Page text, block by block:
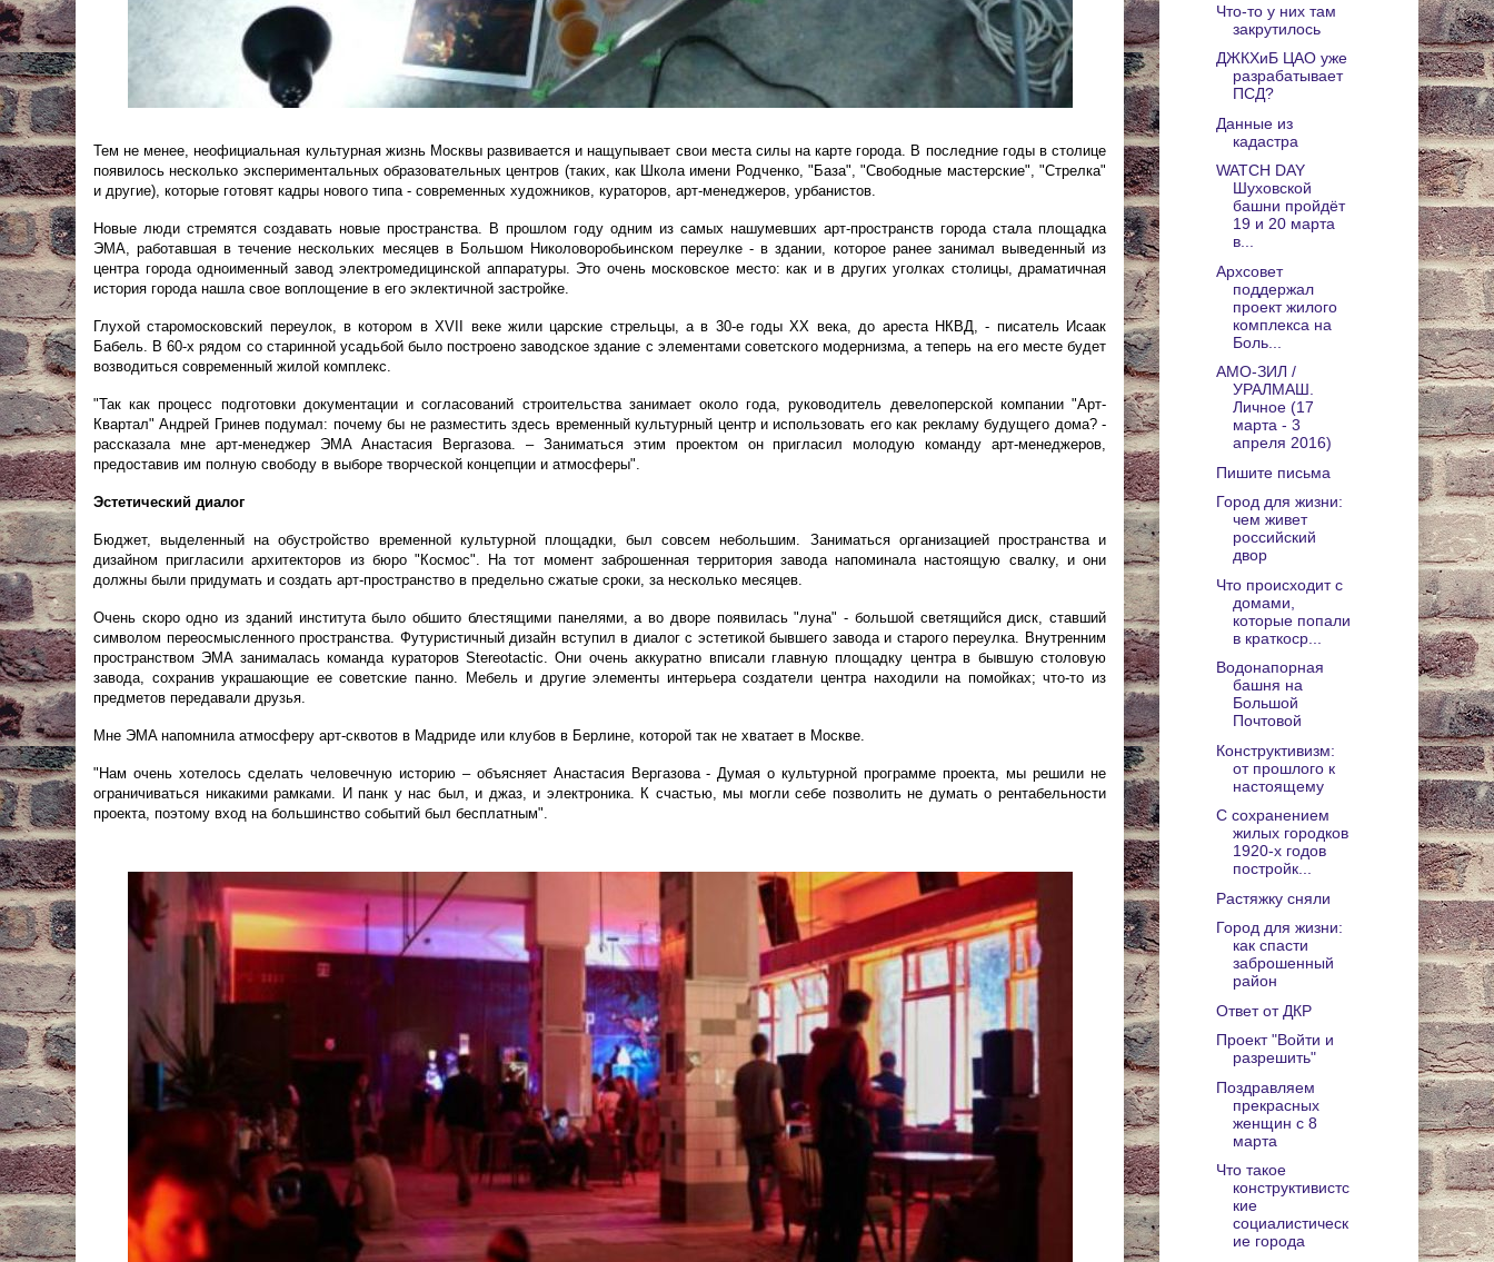
Тем не менее, неофициальная культурная жизнь Москвы развивается и нащупывает свои места силы на карте города. В последние годы в столице
появилось несколько экспериментальных образовательных центров (таких, как Школа имени Родченко, "База", "Свободные мастерские", "Стрелка"
и другие), которые готовят кадры нового типа - современных художников, кураторов, арт-менеджеров, урбанистов.
Новые люди стремятся создавать новые пространства. В прошлом году одним из самых нашумевших арт-пространств города стала площадка
ЭМА, работавшая в течение нескольких месяцев в Большом Николоворобьинском переулке - в здании, которое ранее занимал выведенный из
центра города одноименный завод электромедицинской аппаратуры. Это очень московское место: как и в других уголках столицы, драматичная
история города нашла свое воплощение в его эклектичной застройке.
Глухой старомосковский переулок, в котором в XVII веке жили царские стрельцы, а в 30-е годы ХХ века, до ареста НКВД, - писатель Исаак
Бабель. В 60-х рядом со старинной усадьбой было построено заводское здание с элементами советского модернизма, а теперь на его месте будет
возводиться современный жилой комплекс.
"Так как процесс подготовки документации и согласований строительства занимает около года, руководитель девелоперской компании "Арт-
Квартал" Андрей Гринев подумал: почему бы не разместить здесь временный культурный центр и использовать его как рекламу будущего дома? -
рассказала мне арт-менеджер ЭМА Анастасия Вергазова. – Заниматься этим проектом он пригласил молодую команду арт-менеджеров,
предоставив им полную свободу в выборе творческой концепции и атмосферы".
Эстетический диалог
Бюджет, выделенный на обустройство временной культурной площадки, был совсем небольшим. Заниматься организацией пространства и
дизайном пригласили архитекторов из бюро "Космос". На тот момент заброшенная территория завода напоминала настоящую свалку, и они
должны были придумать и создать арт-пространство в предельно сжатые сроки, за несколько месяцев.
Очень скоро одно из зданий института было обшито блестящими панелями, а во дворе появилась "луна" - большой светящийся диск, ставший
символом переосмысленного пространства. Футуристичный дизайн вступил в диалог с эстетикой бывшего завода и старого переулка. Внутренним
пространством ЭMA занималась команда кураторов Stereotactic. Они очень аккуратно вписали главную площадку центра в бывшую столовую
завода, сохранив украшающие ее советские панно. Мебель и другие элементы интерьера создатели центра находили на помойках; что-то из
предметов передавали друзья.
Мне ЭMA напомнила атмосферу арт-сквотов в Мадриде или клубов в Берлине, которой так не хватает в Москве.
"Нам очень хотелось сделать человечную историю – объясняет Анастасия Вергазова - Думая о культурной программе проекта, мы решили не
ограничиваться никакими рамками. И панк у нас был, и джаз, и электроника. К счастью, мы могли себе позволить не думать о рентабельности
проекта, поэтому вход на большинство событий был бесплатным".
Что-то у них там
закрутилось
ДЖКХиБ ЦАО уже
разрабатывает
ПСД?
Данные из
кадастра
WATCH DAY
Шуховской
башни пройдёт
19 и 20 марта
в...
Архсовет
поддержал
проект жилого
комплекса на
Боль...
АМО-ЗИЛ /
УРАЛМАШ.
Личное (17
марта - 3
апреля 2016)
Пишите письма
Город для жизни:
чем живет
российский
двор
Что происходит с
домами,
которые попали
в краткоср...
Водонапорная
башня на
Большой
Почтовой
Конструктивизм:
от прошлого к
настоящему
С сохранением
жилых городков
1920-х годов
постройк...
Растяжку сняли
Город для жизни:
как спасти
заброшенный
район
Ответ от ДКР
Проект "Войти и
разрешить"
Поздравляем
прекрасных
женщин с 8
марта
Что такое
конструктивистс
кие
социалистическ
ие города